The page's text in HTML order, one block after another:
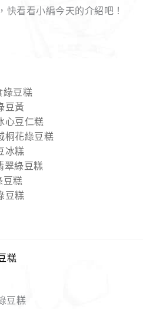
快看看小編今天的介紹吧！
綠豆糕
豆黃
心豆仁糕
桐花綠豆糕
冰糕
翠綠豆糕
豆糕
豆糕
糕